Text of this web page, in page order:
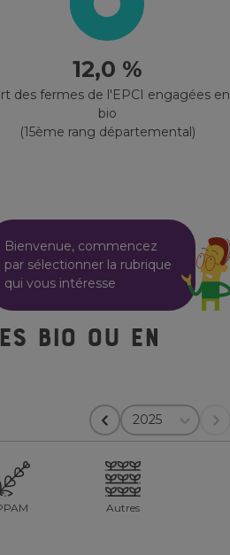
12,0 %
des fermes de l'EPCI engagées en
bio
(15ème rang départemental)
Bienvenue, commencez
par sélectionner la rubrique
qui vous intéresse
bio ou en
2025
Autres